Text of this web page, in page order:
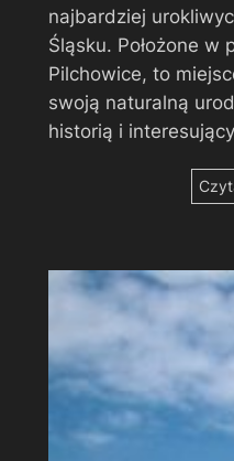
najbardziej
Śląsku. Położone w
Pilchowice, to
swoją naturalną
historią i